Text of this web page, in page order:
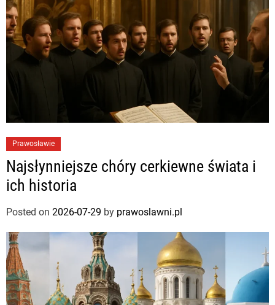
Prawosławie
Najsłynniejsze chóry cerkiewne świata i
ich historia
Posted on 2026-07-29 by prawoslawni.pl